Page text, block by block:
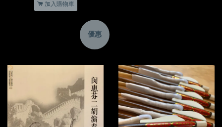
加入購物車
優惠